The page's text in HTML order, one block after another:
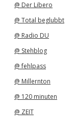
@ Der Libero
@ Total beglubbt
@ Radio DU
@ Stehblog
@ fehlpass
@ Millernton
@ 120 minuten
@ ZEIT